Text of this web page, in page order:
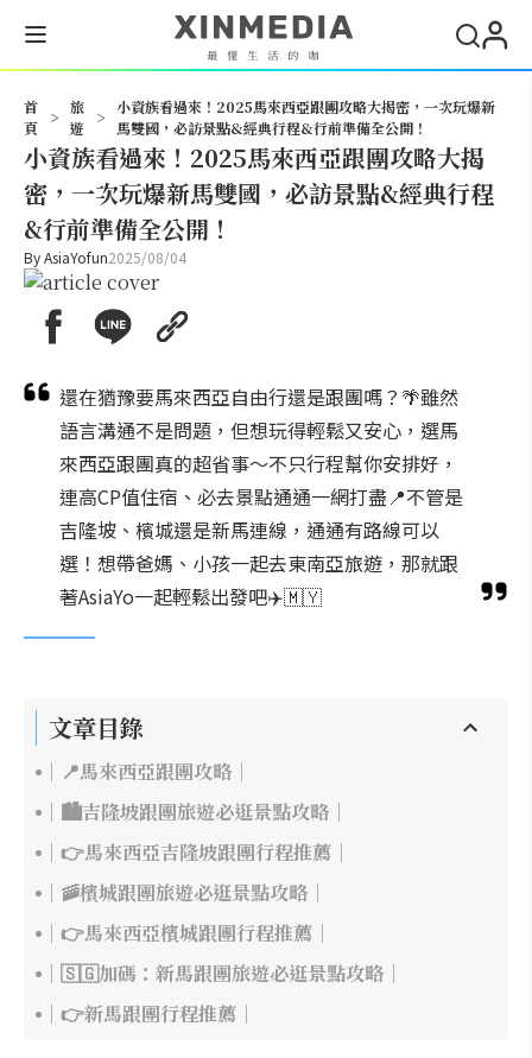
首
頁
>
旅
遊
>
小資族看過來！2025馬來西亞跟團攻略大揭密，一次玩爆新
馬雙國，必訪景點&經典行程&行前準備全公開！
小資族看過來！2025馬來西亞跟團攻略大揭
密，一次玩爆新馬雙國，必訪景點&經典行程
&行前準備全公開！
ByAsiaYofun2025/08/04
還在猶豫要馬來西亞自由行還是跟團嗎？🌴雖然
語言溝通不是問題，但想玩得輕鬆又安心，選馬
來西亞跟團真的超省事～不只行程幫你安排好，
連高CP值住宿、必去景點通通一網打盡📍不管是
吉隆坡、檳城還是新馬連線，通通有路線可以
選！想帶爸媽、小孩一起去東南亞旅遊，那就跟
著AsiaYo一起輕鬆出發吧✈️🇲🇾
文章目錄
｜📍馬來西亞跟團攻略｜
｜🏙吉隆坡跟團旅遊必逛景點攻略｜
｜👉馬來西亞吉隆坡跟團行程推薦｜
｜🚠檳城跟團旅遊必逛景點攻略｜
｜👉馬來西亞檳城跟團行程推薦｜
｜🇸🇬加碼：新馬跟團旅遊必逛景點攻略｜
｜👉新馬跟團行程推薦｜